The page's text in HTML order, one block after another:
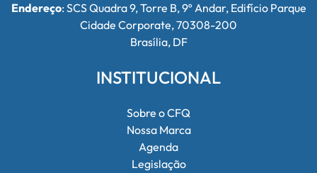
Endereço: SCS Quadra 9, Torre B, 9º Andar, Edifício Parque
Cidade Corporate, 70308-200
Brasília, DF
INSTITUCIONAL
Sobre o CFQ
Nossa Marca
Agenda
Legislação